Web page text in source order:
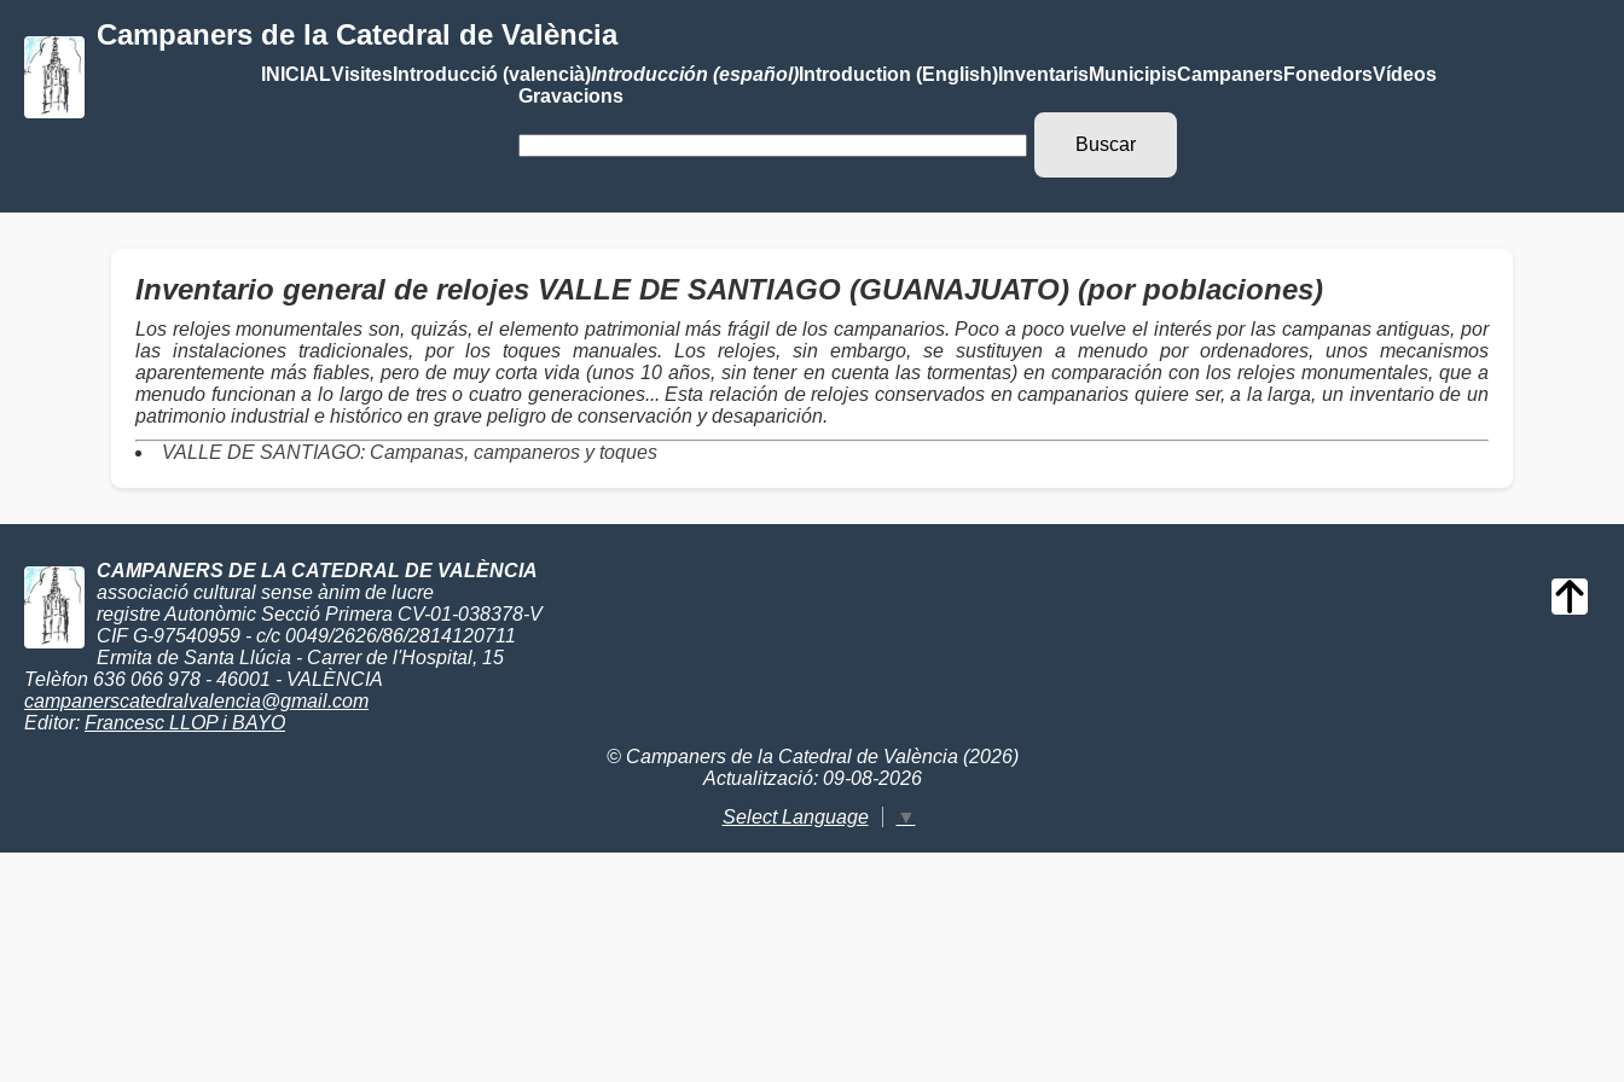
Campaners de la Catedral de València
INICIALVisitesIntroducció (valencià)Introducción (español)Introduction (English)InventarisMunicipisCampanersFonedorsVídeos
Gravacions
Inventario general de relojes VALLE DE SANTIAGO (GUANAJUATO) (por poblaciones)
Los relojes monumentales son, quizás, el elemento patrimonial más frágil de los campanarios. Poco a poco vuelve el interés por las campanas antiguas, por
las instalaciones tradicionales, por los toques manuales. Los relojes, sin embargo, se sustituyen a menudo por ordenadores, unos mecanismos
aparentemente más fiables, pero de muy corta vida (unos 10 años, sin tener en cuenta las tormentas) en comparación con los relojes monumentales, que a
menudo funcionan a lo largo de tres o cuatro generaciones... Esta relación de relojes conservados en campanarios quiere ser, a la larga, un inventario de un
patrimonio industrial e histórico en grave peligro de conservación y desaparición.
VALLE DE SANTIAGO: Campanas, campaneros y toques
CAMPANERS DE LA CATEDRAL DE VALÈNCIA
associació cultural sense ànim de lucre
registre Autonòmic Secció Primera CV-01-038378-V
CIF G-97540959 - c/c 0049/2626/86/2814120711
Ermita de Santa Llúcia - Carrer de l'Hospital, 15
Telèfon 636 066 978 - 46001 - VALÈNCIA
campanerscatedralvalencia@gmail.com
Editor: Francesc LLOP i BAYO
© Campaners de la Catedral de València (2026)
Actualització: 09-08-2026
Select Language
▼